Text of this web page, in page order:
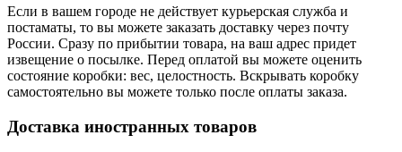
Если в вашем городе не действует курьерская служба и
постаматы, то вы можете заказать доставку через почту
России. Сразу по прибытии товара, на ваш адрес придет
извещение о посылке. Перед оплатой вы можете оценить
состояние коробки: вес, целостность. Вскрывать коробку
самостоятельно вы можете только после оплаты заказа.
Доставка иностранных товаров